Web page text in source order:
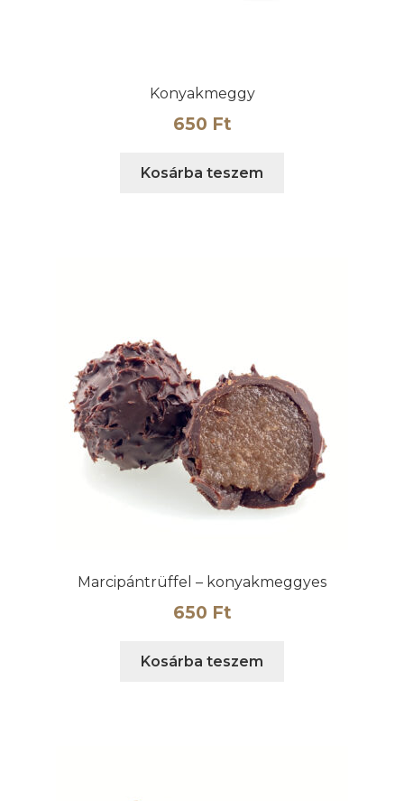
Konyakmeggy
650 Ft
Kosárba teszem
Marcipántrüffel – konyakmeggyes
650 Ft
Kosárba teszem